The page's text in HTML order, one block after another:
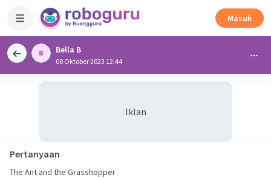
Masuk
Bella B
08 Oktober 2023 12:44
Iklan
Pertanyaan
The Ant and the Grasshopper